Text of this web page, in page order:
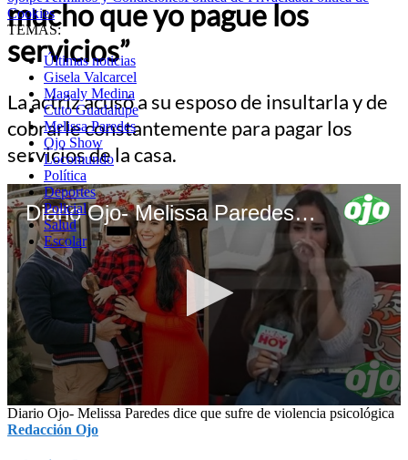
Cookies
TEMAS:
Últimas noticias
Gisela Valcarcel
Magaly Medina
Cuto Guadalupe
Melissa Paredes
Ojo Show
Locomundo
Política
Deportes
Policial
Salud
Escolar
mucho que yo pague los
servicios”
La actriz acusó a su esposo de insultarla y de
cobrarle constantemente para pagar los
servicios de la casa.
Diario Ojo- Melissa Paredes dice que sufre de violencia psicológica
0
seconds
of
Diario Ojo- Melissa Paredes dice que sufre de violencia psicológica
Redacción Ojo